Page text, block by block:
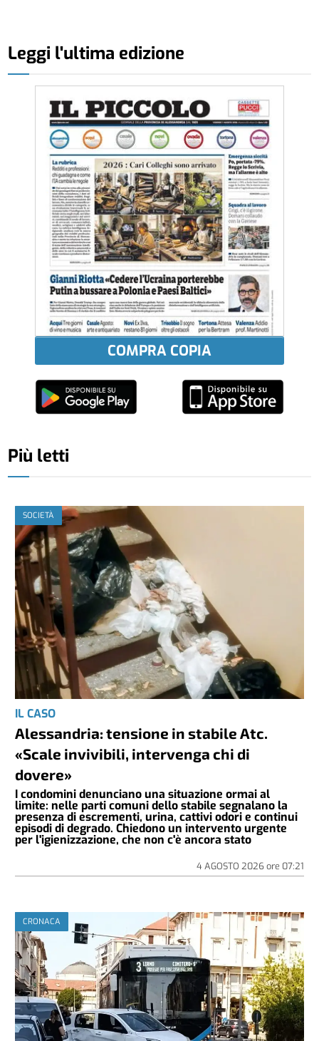
Leggi l'ultima edizione
COMPRA COPIA
Più letti
SOCIETÀ
IL CASO
Alessandria: tensione in stabile Atc.
«Scale invivibili, intervenga chi di
dovere»
I condomini denunciano una situazione ormai al
limite: nelle parti comuni dello stabile segnalano la
presenza di escrementi, urina, cattivi odori e continui
episodi di degrado. Chiedono un intervento urgente
per l'igienizzazione, che non c'è ancora stato
4 AGOSTO 2026ore 07:21
CRONACA